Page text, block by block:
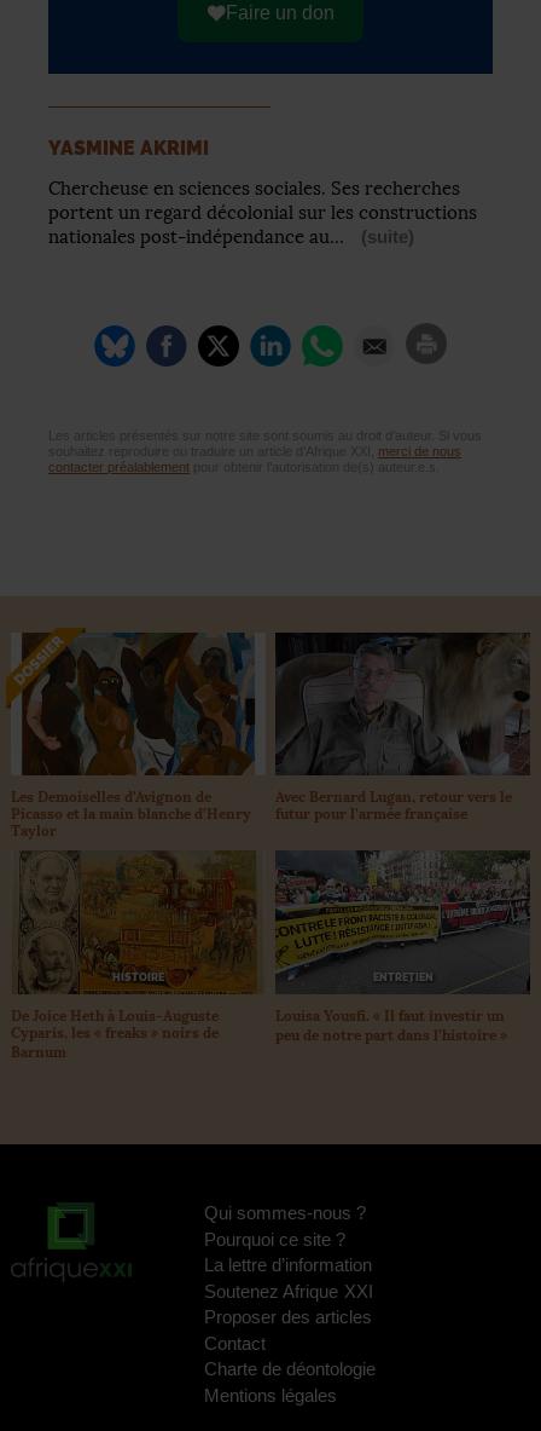
Faire un don
YASMINE AKRIMI
Chercheuse en sciences sociales. Ses recherches
portent un regard décolonial sur les constructions
nationales post-indépendance au…
(suite)
Les articles présentés sur notre site sont soumis au droit d’auteur. Si vous
souhaitez reproduire ou traduire un article d’Afrique XXI, merci de nous
contacter préalablement pour obtenir l’autorisation de(s) auteur.e.s.
Les Demoiselles d’Avignon de
Picasso et la main blanche d’Henry
Taylor
Avec Bernard Lugan, retour vers le
futur pour l’armée française
HISTOIRE
De Joice Heth à Louis-Auguste
Cyparis, les « freaks » noirs de
Barnum
ENTRETIEN
Louisa Yousfi. « Il faut investir un
peu de notre part dans l’histoire »
Qui sommes-nous ?
Pourquoi ce site ?
La lettre d’information
Soutenez Afrique XXI
Proposer des articles
Contact
Charte de déontologie
Mentions légales